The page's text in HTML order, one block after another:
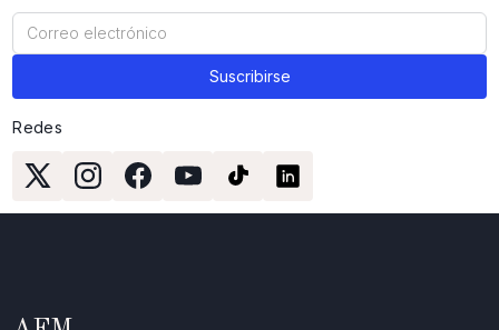
Redes